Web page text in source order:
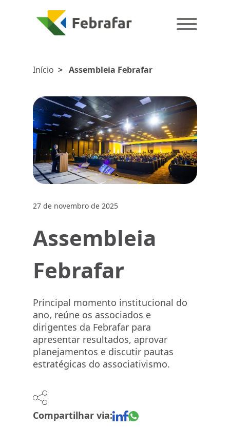
Início > Assembleia Febrafar
27 de novembro de 2025
Assembleia
Febrafar
Principal momento institucional do
ano, reúne os associados e
dirigentes da Febrafar para
apresentar resultados, aprovar
planejamentos e discutir pautas
estratégicas do associativismo.
Compartilhar via: